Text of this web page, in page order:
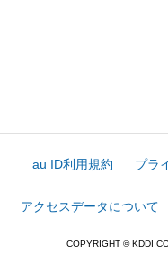
au ID利用規約 プラ
アクセスデータについて
COPYRIGHT © KDDI